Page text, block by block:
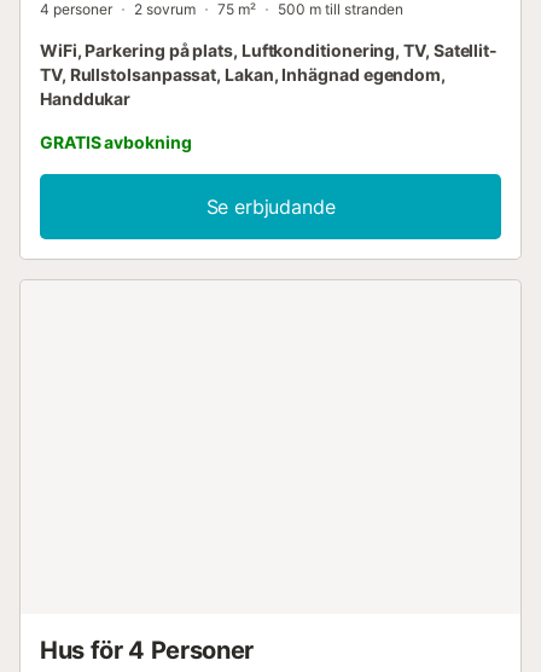
4 personer 2 sovrum 75 m² 500 m till stranden
WiFi, Parkering på plats, Luftkonditionering, TV, Satellit-
TV, Rullstolsanpassat, Lakan, Inhägnad egendom,
Handdukar
GRATIS avbokning
Se erbjudande
Hus för 4 Personer